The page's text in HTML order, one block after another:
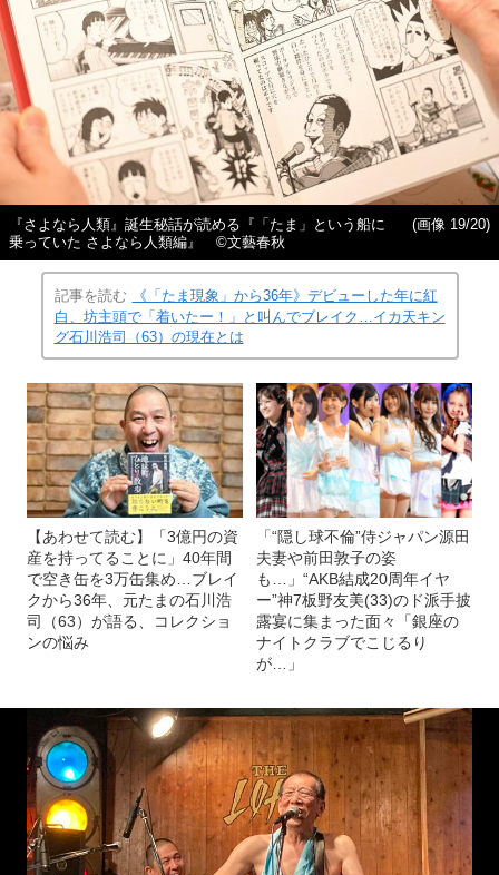
『さよなら人類』誕生秘話が読める『「たま」という船に
乗っていた さよなら人類編』 ©︎文藝春秋
(画像 19/20)
記事を読む
《「たま現象」から36年》デビューした年に紅
白、坊主頭で「着いたー！」と叫んでブレイク…イカ天キン
グ石川浩司（63）の現在とは
【あわせて読む】「3億円の資
産を持ってることに」40年間
で空き缶を3万缶集め…ブレイ
クから36年、元たまの石川浩
司（63）が語る、コレクショ
ンの悩み
「“隠し球不倫”侍ジャパン源田
夫妻や前田敦子の姿
も…」“AKB結成20周年イヤ
ー”神7板野友美(33)のド派手披
露宴に集まった面々「銀座の
ナイトクラブでこじるり
が…」